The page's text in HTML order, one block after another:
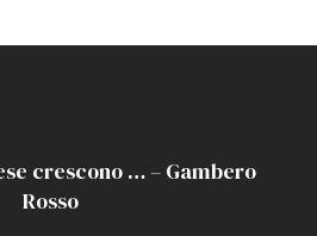
crescono … – Gambero
Rosso